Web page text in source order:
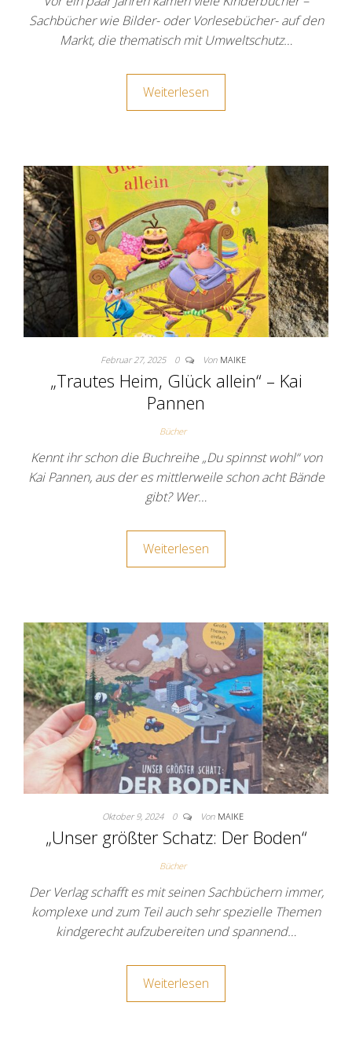
Sachbücher wie Bilder- oder Vorlesebücher- auf den
Markt, die thematisch mit Umweltschutz…
Weiterlesen
Februar 27, 2025 0 Von MAIKE
„Trautes Heim, Glück allein“ – Kai
Pannen
Bücher
Kennt ihr schon die Buchreihe „Du spinnst wohl“ von
Kai Pannen, aus der es mittlerweile schon acht Bände
gibt? Wer…
Weiterlesen
Oktober 9, 2024 0 Von MAIKE
„Unser größter Schatz: Der Boden“
Bücher
Der Verlag schafft es mit seinen Sachbüchern immer,
komplexe und zum Teil auch sehr spezielle Themen
kindgerecht aufzubereiten und spannend…
Weiterlesen